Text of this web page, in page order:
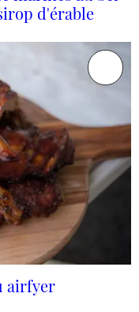
d'érable
airfyer